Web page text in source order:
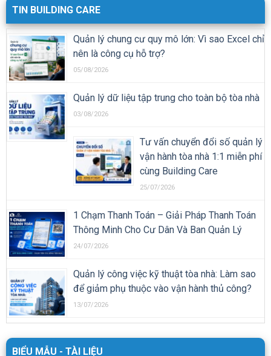
TIN BUILDING CARE
Quản lý chung cư quy mô lớn: Vì sao Excel chỉ
nên là công cụ hỗ trợ?
05/08/2026
Quản lý dữ liệu tập trung cho toàn bộ tòa nhà
03/08/2026
Tư vấn chuyển đổi số quản lý
vận hành tòa nhà 1:1 miễn phí
cùng Building Care
25/07/2026
1 Chạm Thanh Toán – Giải Pháp Thanh Toán
Thông Minh Cho Cư Dân Và Ban Quản Lý
24/07/2026
Quản lý công việc kỹ thuật tòa nhà: Làm sao
để giảm phụ thuộc vào vận hành thủ công?
13/07/2026
BIỂU MẪU - TÀI LIỆU